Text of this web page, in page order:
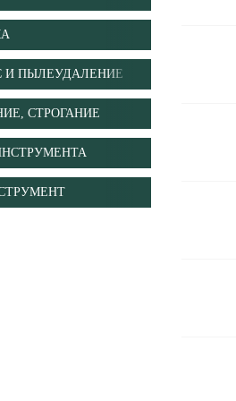
И ПЫЛЕУДАЛЕНИЕ
СТРОГАНИЕ